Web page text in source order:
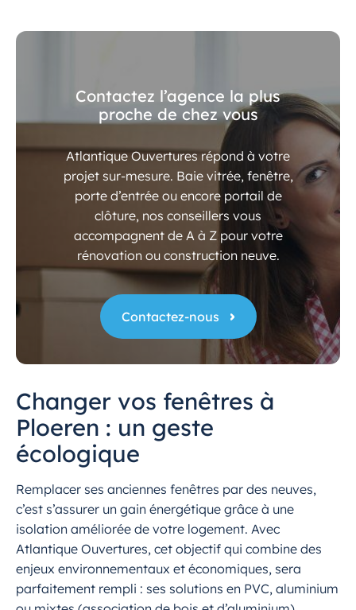
Contactez l’agence la plus
proche de chez vous
Atlantique Ouvertures répond à votre
projet sur-mesure. Baie vitrée, fenêtre,
porte d’entrée ou encore portail de
clôture, nos conseillers vous
accompagnent de A à Z pour votre
rénovation ou construction neuve.
Contactez-nous
Changer vos fenêtres à
Ploeren : un geste
écologique
Remplacer ses anciennes fenêtres par des neuves,
c’est s’assurer un gain énergétique grâce à une
isolation améliorée de votre logement. Avec
Atlantique Ouvertures, cet objectif qui combine des
enjeux environnementaux et économiques, sera
parfaitement rempli : ses solutions en PVC, aluminium